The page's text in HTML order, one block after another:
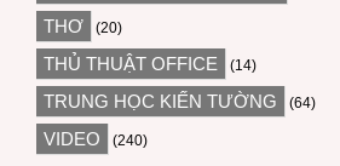
THƠ (20)
THỦ THUẬT OFFICE (14)
TRUNG HỌC KIẾN TƯỜNG (64)
VIDEO (240)